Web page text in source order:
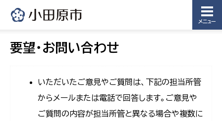
メニュー
要望・お問い合わせ
いただいたご意見やご質問は、下記の担当所管
からメールまたは電話で回答します。ご意見や
ご質問の内容が担当所管と異なる場合や複数に